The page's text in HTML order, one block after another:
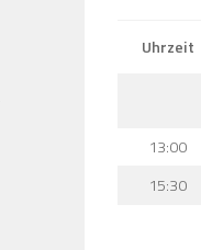
Uhrzeit
13:00
15:30